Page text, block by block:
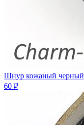
Шнур кожаный черный
60 ₽